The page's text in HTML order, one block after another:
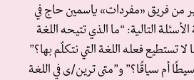
من فريق «مفردات» ياسمين حاج في
التالية: “ما الذي تتيحه اللغة
لا تستطيع فعله اللغة التي نتكلّم بها؟”
أم سياقًا؟” و”متى ترين/ى في اللغة